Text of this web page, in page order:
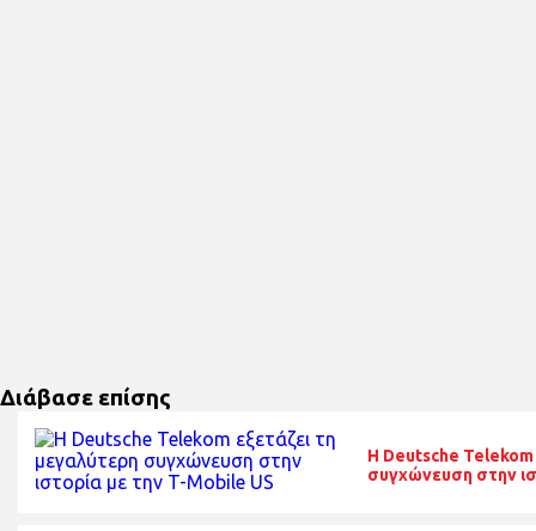
Διάβασε επίσης
Η Deutsche Telekom
συγχώνευση στην